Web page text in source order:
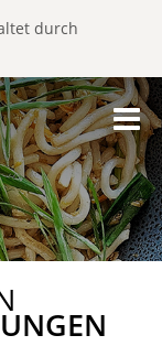
durch